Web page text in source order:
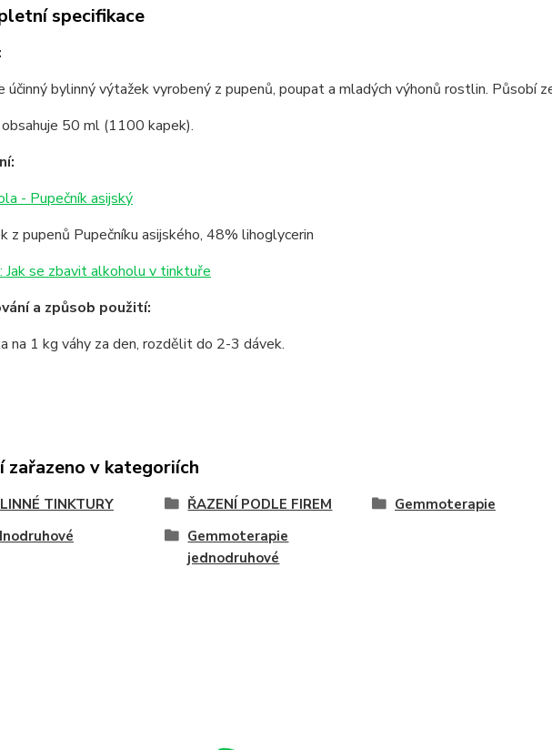
specifikace
účinný bylinný výtažek vyrobený z pupenů, poupat a mladých výhonů rostlin. Působí
50 ml (1100 kapek).
- Pupečník asijský
z pupenů Pupečníku asijského, 48% lihoglycerin
Jak se zbavit alkoholu v tinktuře
a způsob použití:
na 1 kg váhy za den, rozdělit do 2-3 dávek.
zařazeno v kategoriích
TINKTURY ŘAZENÍ PODLE FIREM Gemmoterapie
Gemmoterapie
jednodruhové